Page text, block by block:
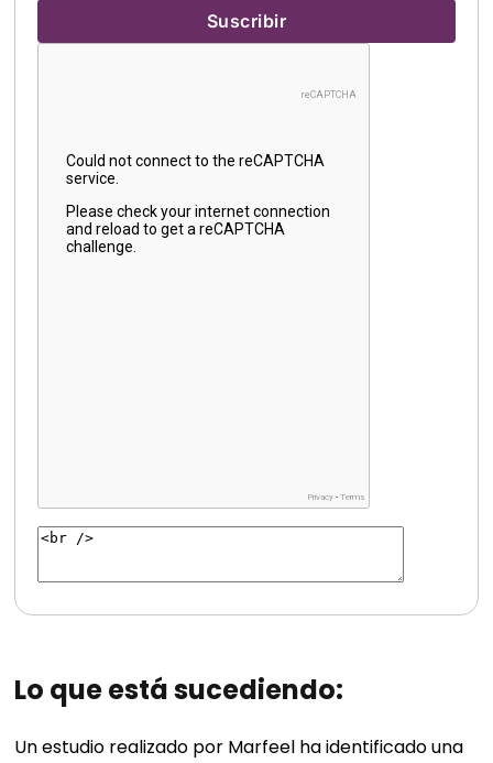
Lo que está sucediendo:
Un estudio realizado por Marfeel ha identificado una